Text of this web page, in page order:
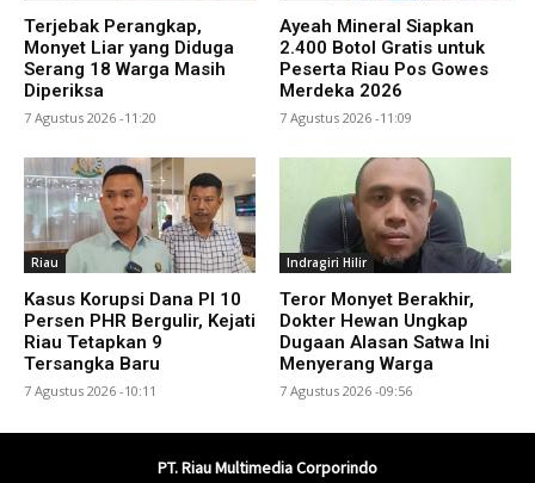
Terjebak Perangkap,
Monyet Liar yang Diduga
Serang 18 Warga Masih
Diperiksa
7 Agustus 2026 -11:20
Ayeah Mineral Siapkan
2.400 Botol Gratis untuk
Peserta Riau Pos Gowes
Merdeka 2026
7 Agustus 2026 -11:09
Riau
Kasus Korupsi Dana PI 10
Persen PHR Bergulir, Kejati
Riau Tetapkan 9
Tersangka Baru
7 Agustus 2026 -10:11
Indragiri Hilir
Teror Monyet Berakhir,
Dokter Hewan Ungkap
Dugaan Alasan Satwa Ini
Menyerang Warga
7 Agustus 2026 -09:56
PT. Riau Multimedia Corporindo